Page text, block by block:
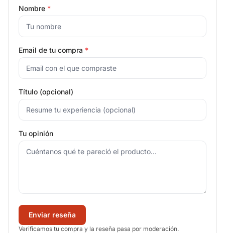
Nombre *
Email de tu compra *
Título (opcional)
Tu opinión
Enviar reseña
Verificamos tu compra y la reseña pasa por moderación.